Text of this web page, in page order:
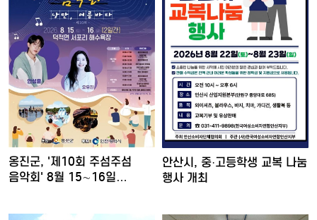
옹진군, '제10회 주섬주섬
음악회' 8월 15∼16일…
안산시, 중·고등학생 교복 나눔
행사 개최